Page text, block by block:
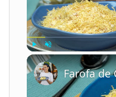
Play Unmute